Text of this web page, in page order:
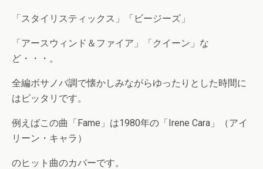
「スタイリスティックス」「ビージーズ」
「アースウィンド＆ファイア」「クイーン」な
ど・・・。
全編ボサノバ調で懐かしみながらゆったりとした時間に
はピッタリです。
例えばこの曲「Fame」は1980年の「Irene Cara」（アイ
リーン・キャラ）
のヒット曲のカバーです。